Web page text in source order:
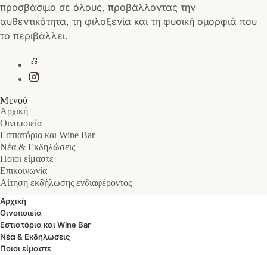
προσβάσιμο σε όλους, προβάλλοντας την
αυθεντικότητα, τη φιλοξενία και τη φυσική ομορφιά που
το περιβάλλει.
Μενού
Αρχική
Οινοποιεία
Εστιατόρια και Wine Bar
Νέα & Εκδηλώσεις
Ποιοι είμαστε
Επικοινωνία
Αίτηση εκδήλωσης ενδιαφέροντος
Αρχική
Οινοποιεία
Εστιατόρια και Wine Bar
Νέα & Εκδηλώσεις
Ποιοι είμαστε